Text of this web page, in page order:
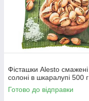
Фісташки Alesto смажені
солоні в шкаралупі 500 г
Готово до відправки